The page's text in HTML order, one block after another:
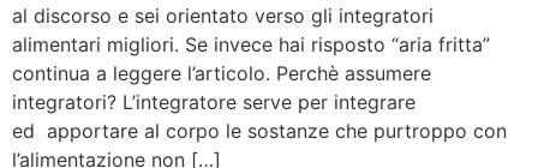
al discorso e sei orientato verso gli integratori
alimentari migliori. Se invece hai risposto “aria fritta”
continua a leggere l’articolo. Perchè assumere
integratori? L’integratore serve per integrare
ed apportare al corpo le sostanze che purtroppo con
l’alimentazione non […]